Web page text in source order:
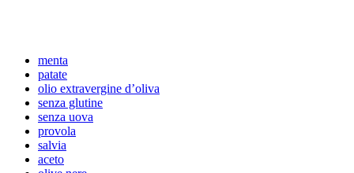
menta
patate
olio extravergine d’oliva
senza glutine
senza uova
provola
salvia
aceto